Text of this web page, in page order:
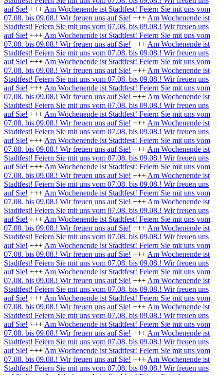
auf Sie! +++ Am Wochenende ist Stadtfest! Feiern Sie mit uns vom
07.08. bis 09.08.! Wir freuen uns auf Sie! +++ Am Wochenende ist
Stadtfest! Feiern Sie mit uns vom 07.08. bis 09.08.! Wir freuen uns
auf Sie! +++ Am Wochenende ist Stadtfest! Feiern Sie mit uns vom
07.08. bis 09.08.! Wir freuen uns auf Sie! +++ Am Wochenende ist
Stadtfest! Feiern Sie mit uns vom 07.08. bis 09.08.! Wir freuen uns
auf Sie! +++ Am Wochenende ist Stadtfest! Feiern Sie mit uns vom
07.08. bis 09.08.! Wir freuen uns auf Sie! +++ Am Wochenende ist
Stadtfest! Feiern Sie mit uns vom 07.08. bis 09.08.! Wir freuen uns
auf Sie! +++ Am Wochenende ist Stadtfest! Feiern Sie mit uns vom
07.08. bis 09.08.! Wir freuen uns auf Sie! +++ Am Wochenende ist
Stadtfest! Feiern Sie mit uns vom 07.08. bis 09.08.! Wir freuen uns
auf Sie! +++ Am Wochenende ist Stadtfest! Feiern Sie mit uns vom
07.08. bis 09.08.! Wir freuen uns auf Sie! +++ Am Wochenende ist
Stadtfest! Feiern Sie mit uns vom 07.08. bis 09.08.! Wir freuen uns
auf Sie! +++ Am Wochenende ist Stadtfest! Feiern Sie mit uns vom
07.08. bis 09.08.! Wir freuen uns auf Sie! +++ Am Wochenende ist
Stadtfest! Feiern Sie mit uns vom 07.08. bis 09.08.! Wir freuen uns
auf Sie! +++ Am Wochenende ist Stadtfest! Feiern Sie mit uns vom
07.08. bis 09.08.! Wir freuen uns auf Sie! +++ Am Wochenende ist
Stadtfest! Feiern Sie mit uns vom 07.08. bis 09.08.! Wir freuen uns
auf Sie! +++ Am Wochenende ist Stadtfest! Feiern Sie mit uns vom
07.08. bis 09.08.! Wir freuen uns auf Sie! +++ Am Wochenende ist
Stadtfest! Feiern Sie mit uns vom 07.08. bis 09.08.! Wir freuen uns
auf Sie! +++ Am Wochenende ist Stadtfest! Feiern Sie mit uns vom
07.08. bis 09.08.! Wir freuen uns auf Sie! +++ Am Wochenende ist
Stadtfest! Feiern Sie mit uns vom 07.08. bis 09.08.! Wir freuen uns
auf Sie! +++ Am Wochenende ist Stadtfest! Feiern Sie mit uns vom
07.08. bis 09.08.! Wir freuen uns auf Sie! +++ Am Wochenende ist
Stadtfest! Feiern Sie mit uns vom 07.08. bis 09.08.! Wir freuen uns
auf Sie! +++ Am Wochenende ist Stadtfest! Feiern Sie mit uns vom
07.08. bis 09.08.! Wir freuen uns auf Sie! +++ Am Wochenende ist
Stadtfest! Feiern Sie mit uns vom 07.08. bis 09.08.! Wir freuen uns
auf Sie! +++ Am Wochenende ist Stadtfest! Feiern Sie mit uns vom
07.08. bis 09.08.! Wir freuen uns auf Sie! +++ Am Wochenende ist
Stadtfest! Feiern Sie mit uns vom 07.08. bis 09.08.! Wir freuen uns
auf Sie! +++ Am Wochenende ist Stadtfest! Feiern Sie mit uns vom
07.08. bis 09.08.! Wir freuen uns auf Sie! +++ Am Wochenende ist
Stadtfest! Feiern Sie mit uns vom 07.08. bis 09.08.! Wir freuen uns
auf Sie! +++ Am Wochenende ist Stadtfest! Feiern Sie mit uns vom
07.08. bis 09.08.! Wir freuen uns auf Sie! +++ Am Wochenende ist
Stadtfest! Feiern Sie mit uns vom 07.08. bis 09.08.! Wir freuen uns